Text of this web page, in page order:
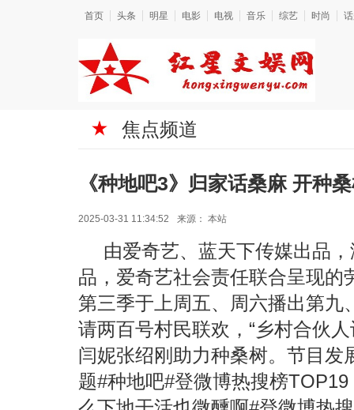
首页 头条 明星 电影 电视 音乐 综艺 时尚
焦点频道
《种地吧3》归家话桑麻 开种
2025-03-31 11:34:52 来源： 本站
由爱奇艺、蓝天下传媒出品
品，爱奇艺社会责任联合呈现的
第三季于上周五、周六播出第九
请两百号村民联欢，“乡村合伙
闫妮张绍刚助力种桑树。节目发
题#种地吧#登微博热搜榜